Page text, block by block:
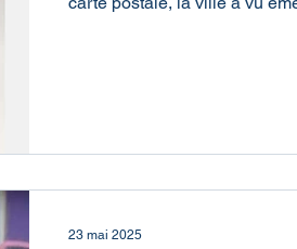
23 mai 2025